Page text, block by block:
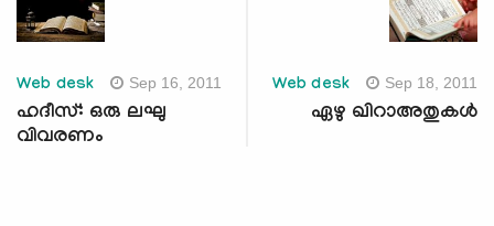
Web desk Sep 16, 2011
ഹദീസ്: ഒരു ലഘു
വിവരണം
Web desk Sep 18, 2011
ഏഴു ഖിറാഅതുകള്‍